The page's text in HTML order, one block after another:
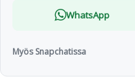
WhatsApp
Myös Snapchatissa